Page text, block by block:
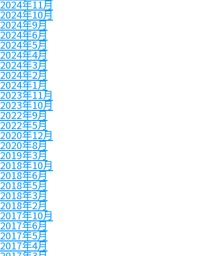
2024年11月
2024年10月
2024年9月
2024年6月
2024年5月
2024年4月
2024年3月
2024年2月
2024年1月
2023年11月
2023年10月
2022年9月
2022年5月
2020年12月
2020年8月
2019年3月
2018年10月
2018年6月
2018年5月
2018年3月
2018年2月
2017年10月
2017年6月
2017年5月
2017年4月